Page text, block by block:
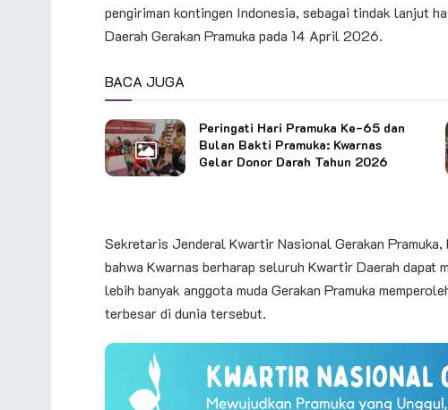
pengiriman kontingen Indonesia, sebagai tindak lanjut
Daerah Gerakan Pramuka pada 14 April 2026.
BACA JUGA
Peringati Hari Pramuka Ke-65 dan
Bulan Bakti Pramuka: Kwarnas
Gelar Donor Darah Tahun 2026
Sekretaris Jenderal Kwartir Nasional Gerakan
bahwa Kwarnas berharap seluruh Kwartir Daerah dapat
lebih banyak anggota muda Gerakan Pramuka
terbesar di dunia tersebut.